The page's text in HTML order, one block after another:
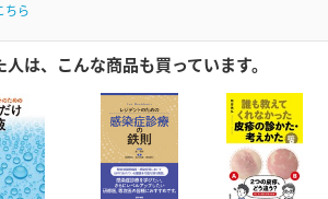
ちら
は、こんな商品も買っています。